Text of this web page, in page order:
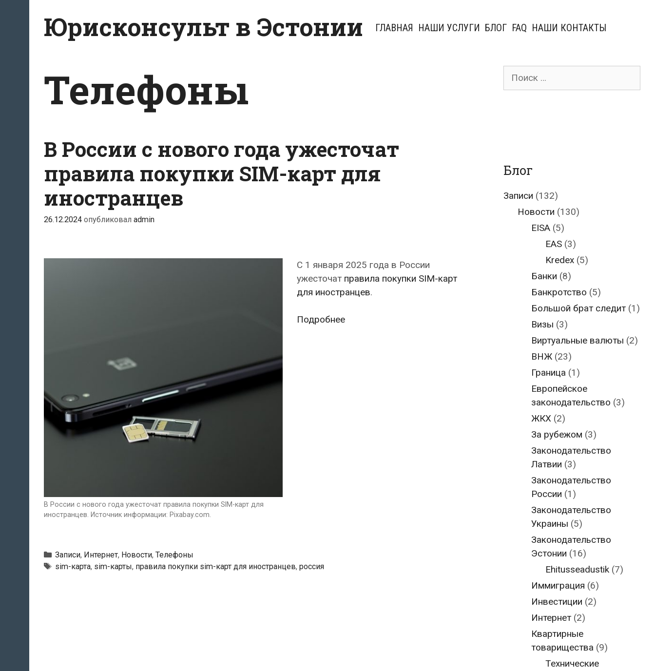
содержимому
Юрисконсульт в Эстонии ГЛАВНАЯ НАШИ УСЛУГИ БЛОГ FAQ НАШИ КОНТАКТЫ
Телефоны
В России с нового года ужесточат
правила покупки SIM-карт для
иностранцев
26.12.2024 опубликовал admin
В России с нового года ужесточат правила покупки SIM-карт для
иностранцев. Источник информации: Pixabay.com.
С 1 января 2025 года в России
ужесточат правила покупки SIM-карт
для иностранцев.
ПодробнееВ
Рубрики
Записи, Интернет, Новости, Телефоны
Тэги
sim-карта, sim-карты, правила покупки sim-карт для иностранцев, россия
Поиск
Блог
Записи (132)
Новости (130)
EISA (5)
EAS(3)
Kredex(5)
Банки (8)
Банкротство (5)
Большой брат следит (1)
Визы (3)
Виртуальные валюты (2)
ВНЖ (23)
Граница (1)
Европейское
законодательство (3)
ЖКХ (2)
За рубежом (3)
Законодательство
Латвии (3)
Законодательство
России (1)
Законодательство
Украины (5)
Законодательство
Эстонии (16)
Ehitusseadustik(7)
Иммиграция (6)
Инвестиции (2)
Интернет (2)
Квартирные
товарищества (9)
Технические